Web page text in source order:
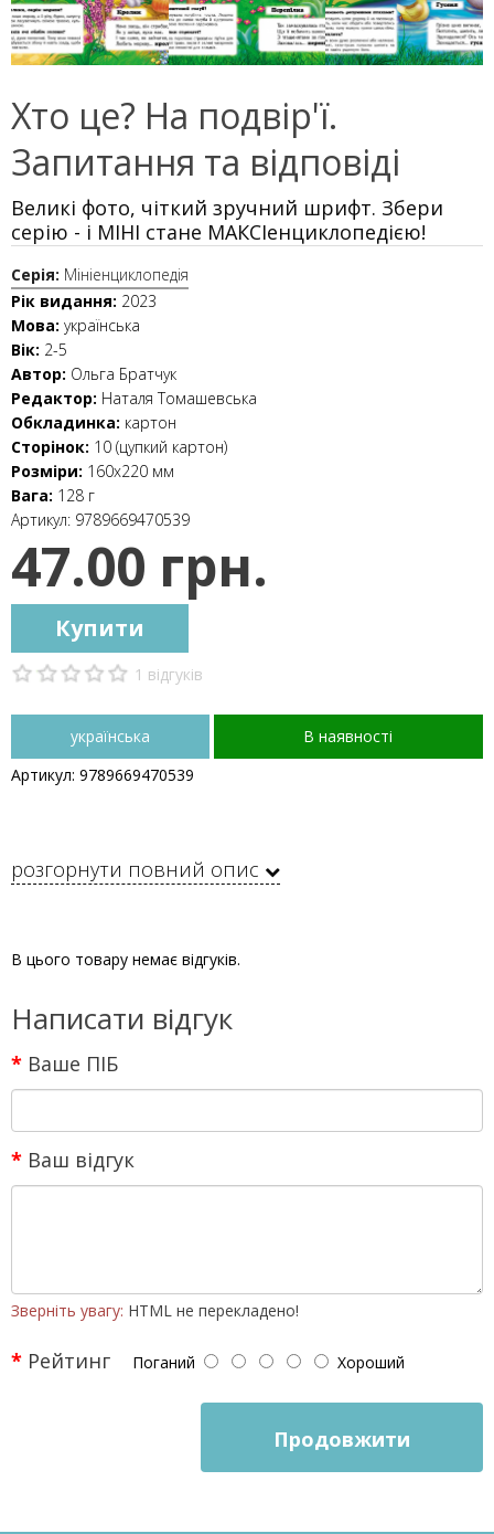
Хто це? На подвір'ї.
Запитання та відповіді
Великі фото, чіткий зручний шрифт. Збери
серію - і МІНІ стане МАКСІенциклопедією!
Серія: Мініенциклопедія
Рік видання: 2023
Мова: українська
Вік: 2-5
Автор: Ольга Братчук
Редактор: Наталя Томашевська
Обкладинка: картон
Сторінок: 10 (цупкий картон)
Розміри: 160х220 мм
Вага: 128 г
Артикул: 9789669470539
47.00 грн.
Купити
1 відгуків
українська
В наявності
Артикул: 9789669470539
розгорнути повний опис
В цього товару немає відгуків.
Написати відгук
Ваше ПІБ
Ваш відгук
Зверніть увагу: HTML не перекладено!
Рейтинг Поганий Хороший
Продовжити